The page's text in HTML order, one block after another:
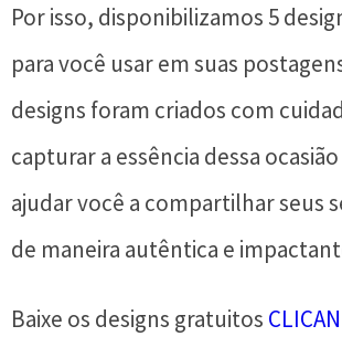
Por isso, disponibilizamos 5
para você usar em suas
designs foram criados com
capturar a essência dessa
ajudar você a compartilhar seus
de maneira autêntica e
Baixe os designs gratuitos